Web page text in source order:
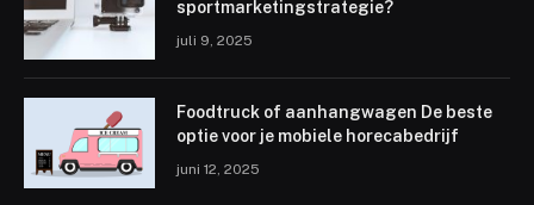
sportmarketingstrategie?
juli 9, 2025
Foodtruck of aanhangwagen De beste
optie voor je mobiele horecabedrijf
juni 12, 2025